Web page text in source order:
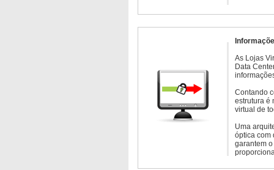
As Lojas
Data
Contando
estrutura é
virtual de
Uma
óptica com
garantem